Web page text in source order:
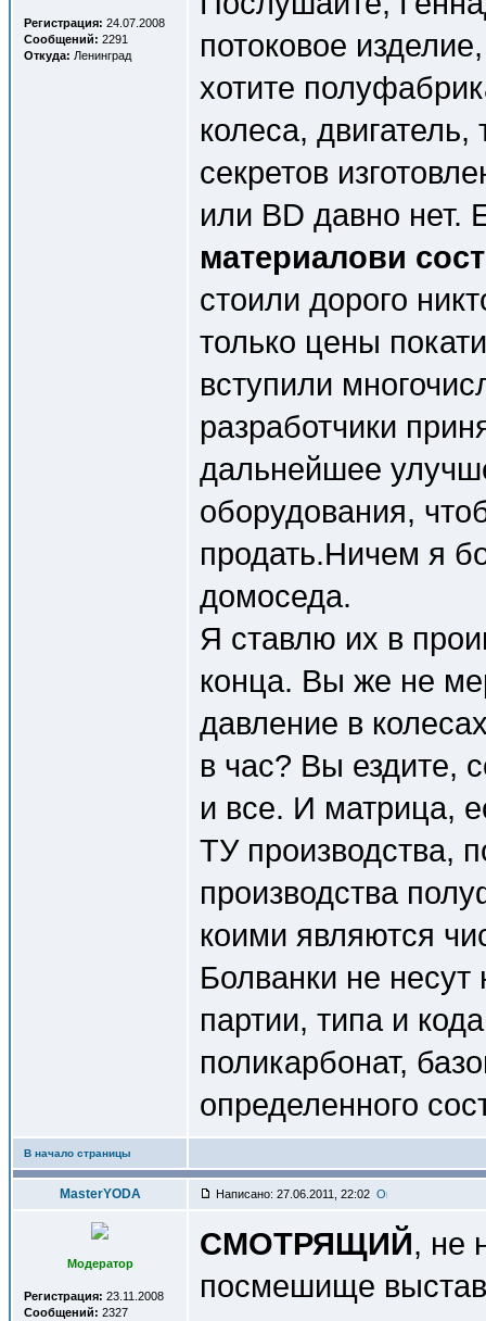
Регистрация: 24.07.2008
Сообщений: 2291
Откуда: Ленинград
потоковое
хотите
колеса,
секретов
или BD давно нет.
материалови
стоили дорого
только цены
вступили
разработчики
дальнейшее
оборудования,
продать.Ничем я
домоседа.
Я ставлю их в
конца. Вы же не
давление в
в час? Вы ездите,
и все. И матрица,
ТУ производства,
производства
коими являются
Болванки не
партии, типа и
поликарбонат,
определенного
В начало страницы
MasterYODA Написано: 27.06.2011, 22:02
Модератор
Регистрация: 23.11.2008
Сообщений: 2327
СМОТРЯЩИЙ, не
посмешище